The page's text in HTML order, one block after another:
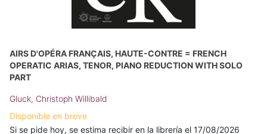
AIRS D'OPÉRA FRANÇAIS, HAUTE-CONTRE = FRENCH
OPERATIC ARIAS, TENOR, PIANO REDUCTION WITH SOLO
PART
Gluck, Christoph Willibald
Disponible en breve
Si se pide hoy, se estima recibir en la librería el 17/08/2026